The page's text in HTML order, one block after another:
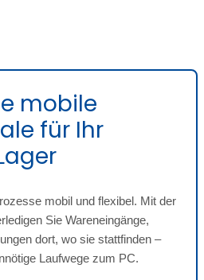
mobile
für Ihr
mobil und flexibel. Mit der
Sie Wareneingänge,
dort, wo sie stattfinden –
Laufwege zum PC.